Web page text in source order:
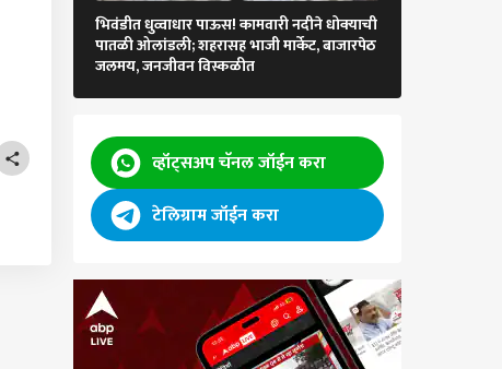
भिवंडीत धुव्वाधार पाऊस! कामवारी नदीने धोक्याची
पातळी ओलांडली; शहरासह भाजी मार्केट, बाजारपेठ
जलमय, जनजीवन विस्कळीत
व्हॉट्सअप चॅनल जॉईन करा
टेलिग्राम जॉईन करा